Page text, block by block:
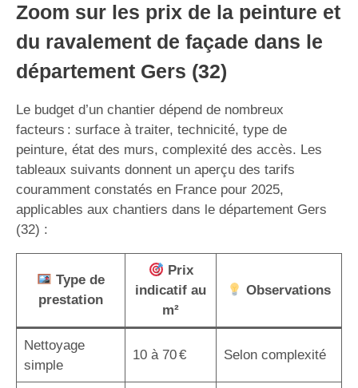
Zoom sur les prix de la peinture et
du ravalement de façade dans le
département Gers (32)
Le budget d’un chantier dépend de nombreux
facteurs : surface à traiter, technicité, type de
peinture, état des murs, complexité des accès. Les
tableaux suivants donnent un aperçu des tarifs
couramment constatés en France pour 2025,
applicables aux chantiers dans le département Gers
(32) :
Type de
prestation
Prix
indicatif au
m²
Observations
Nettoyage
simple
10 à 70 € Selon complexité